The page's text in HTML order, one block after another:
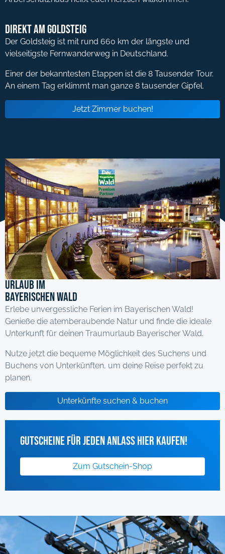
Direkt am Goldsteig
Der Goldsteig ist mit rund 660 km der längste und
vielseitigste Fernwanderweg in Deutschland.
Einer der bekanntesten Etappen ist die 8 Tausender Tour.
An einem Tag erklimmt man ganze 8 tausender Gipfel.
Jetzt Zimmer buchen!
Urlaub im
Bayerischen Wald
Erlebe unvergessliche Ferien im Bayerischen Wald!
Genieße die atemberaubende Natur und finde die ideale
Unterkunft für deinen Traumurlaub Bayerischer Wald.
Nutze jetzt die bequeme Möglichkeit des Suchens und
Buchens von Unterkünften, um deine Reise perfekt zu
planen.
Unterkünfte suchen & buchen
Gutscheine für jeden Anlass hier kaufen!
Zum Gutschein-Shop